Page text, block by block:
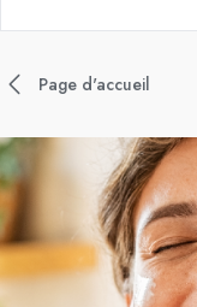
Page d'accueil